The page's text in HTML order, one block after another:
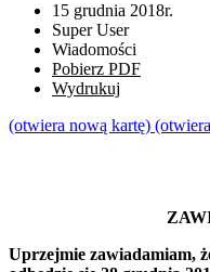
15 grudnia 2018r.
Super User
Wiadomości
Pobierz PDF
Wydrukuj
(otwiera nową kartę)
Uprzejmie zawiadamiam,